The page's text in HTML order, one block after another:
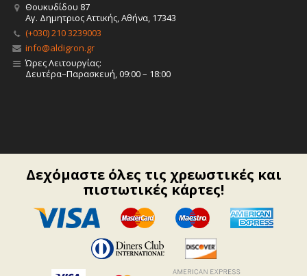
Θουκυδίδου 87
Αγ. Δημητριος Αττικής, Αθήνα, 17343
(+030) 210 3239003
info@aldigron.gr
Ώρες Λειτουργίας:
Δευτέρα–Παρασκευή, 09:00 – 18:00
Δεχόμαστε όλες τις χρεωστικές και
πιστωτικές κάρτες!